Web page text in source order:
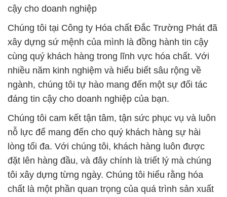
cậy cho doanh nghiệp
Chúng tôi tại Công ty Hóa chất Đắc Trường Phát đã
xây dựng sứ mệnh của mình là đồng hành tin cậy
cùng quý khách hàng trong lĩnh vực hóa chất. Với
nhiều năm kinh nghiệm và hiểu biết sâu rộng về
ngành, chúng tôi tự hào mang đến một sự đối tác
đáng tin cậy cho doanh nghiệp của bạn.
Chúng tôi cam kết tận tâm, tận sức phục vụ và luôn
nỗ lực để mang đến cho quý khách hàng sự hài
lòng tối đa. Với chúng tôi, khách hàng luôn được
đặt lên hàng đầu, và đây chính là triết lý mà chúng
tôi xây dựng từng ngày. Chúng tôi hiểu rằng hóa
chất là một phần quan trọng của quá trình sản xuất